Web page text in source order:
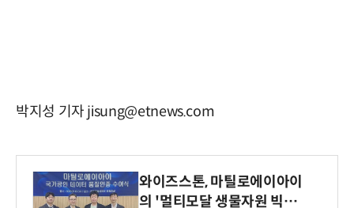
박지성 기자 jisung@etnews.com
와이즈스톤, 마틸로에이아이
의 '멀티모달 생물자원 빅데